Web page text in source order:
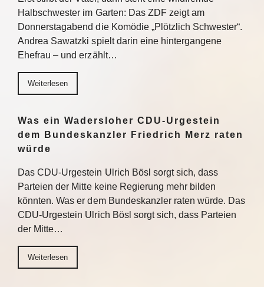
Halbschwester im Garten: Das ZDF zeigt am
Donnerstagabend die Komödie „Plötzlich Schwester“.
Andrea Sawatzki spielt darin eine hintergangene
Ehefrau – und erzählt…
Weiterlesen
Was ein Wadersloher CDU-Urgestein
dem Bundeskanzler Friedrich Merz raten
würde
Das CDU-Urgestein Ulrich Bösl sorgt sich, dass
Parteien der Mitte keine Regierung mehr bilden
könnten. Was er dem Bundeskanzler raten würde. Das
CDU-Urgestein Ulrich Bösl sorgt sich, dass Parteien
der Mitte…
Weiterlesen